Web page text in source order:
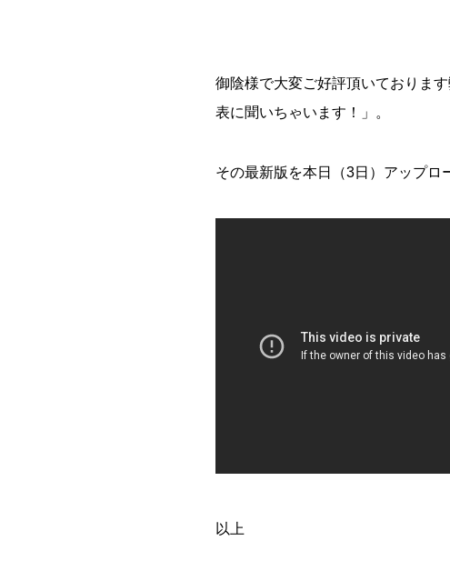
御陰様で大変ご好評頂いておりま
表に聞いちゃいます！」。
その最新版を本日（3日）アップロ
以上